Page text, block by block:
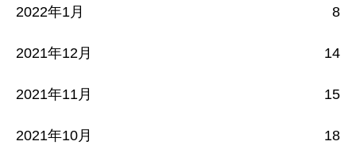
2022年1月 8
2021年12月 14
2021年11月 15
2021年10月 18